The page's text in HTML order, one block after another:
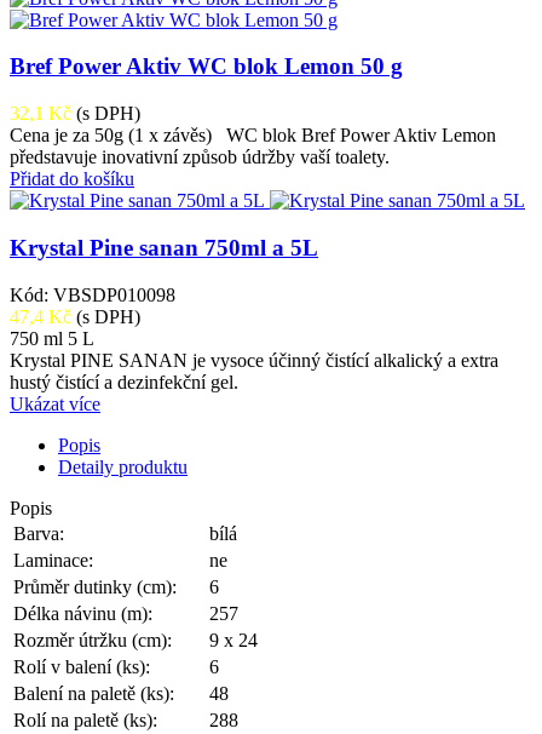
Bref Power Aktiv WC blok Lemon 50 g
32,1 Kč (s DPH)
Cena je za 50g (1 x závěs) WC blok Bref Power Aktiv Lemon
představuje inovativní způsob údržby vaší toalety.
Přidat do košíku
Krystal Pine sanan 750ml a 5L
Kód: VBSDP010098
47,4 Kč (s DPH)
750 ml 5 L
Krystal PINE SANAN je vysoce účinný čistící alkalický a extra
hustý čistící a dezinfekční gel.
Ukázat více
Popis
Detaily produktu
Popis
Barva:
bílá
Laminace:
ne
Průměr dutinky (cm):
6
Délka návinu (m):
257
Rozměr útržku (cm):
9 x 24
Rolí v balení (ks):
6
Balení na paletě (ks):
48
Rolí na paletě (ks):
288